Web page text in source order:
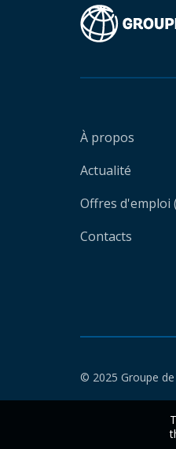
À propos
Actualité
Offres d'emploi
Contacts
© 2025 Groupe